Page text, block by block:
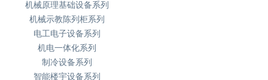
机械原理基础设备系列
机械示教陈列柜系列
电工电子设备系列
机电一体化系列
制冷设备系列
智能楼宇设备系列